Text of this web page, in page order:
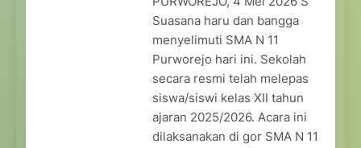
Suasana haru dan bangga
menyelimuti SMA N 11
Purworejo hari ini. Sekolah
secara resmi telah melepas
siswa/siswi kelas XII tahun
ajaran 2025/2026. Acara ini
dilaksanakan di gor SMA N 11